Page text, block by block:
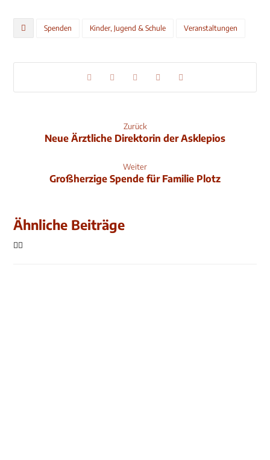
Spenden Kinder, Jugend & Schule Veranstaltungen
Zurück
Neue Ärztliche Direktorin der Asklepios
Weiter
Großherzige Spende für Familie Plotz
Ähnliche Beiträge